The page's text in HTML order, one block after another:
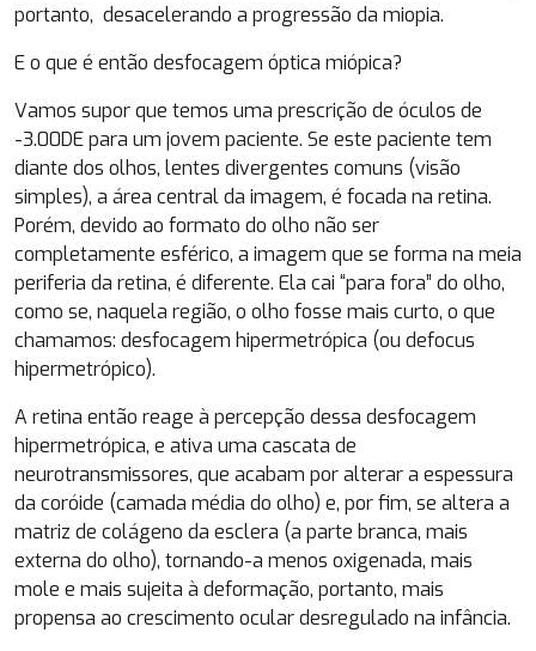
portanto, desacelerando a progressão da miopia.
E o que é então desfocagem óptica miópica?
Vamos supor que temos uma prescrição de óculos de
-3.00DE para um jovem paciente. Se este paciente tem
diante dos olhos, lentes divergentes comuns (visão
simples), a área central da imagem, é focada na retina.
Porém, devido ao formato do olho não ser
completamente esférico, a imagem que se forma na meia
periferia da retina, é diferente. Ela cai “para fora” do olho,
como se, naquela região, o olho fosse mais curto, o que
chamamos: desfocagem hipermetrópica (ou defocus
hipermetrópico).
A retina então reage à percepção dessa desfocagem
hipermetrópica, e ativa uma cascata de
neurotransmissores, que acabam por alterar a espessura
da coróide (camada média do olho) e, por fim, se altera a
matriz de colágeno da esclera (a parte branca, mais
externa do olho), tornando-a menos oxigenada, mais
mole e mais sujeita à deformação, portanto, mais
propensa ao crescimento ocular desregulado na infância.